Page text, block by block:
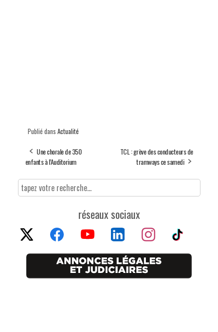
Publié dans Actualité
Une chorale de 350
enfants à l’Auditorium
TCL : grève des conducteurs de
tramways ce samedi
réseaux sociaux